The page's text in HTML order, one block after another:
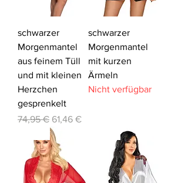
schwarzer
Morgenmantel
aus feinem Tüll
und mit kleinen
Herzchen
gesprenkelt
Standardpreis
74,95 € Sale-Preis
61,46 €
schwarzer
Morgenmantel
mit kurzen
Ärmeln
Nicht verfügbar